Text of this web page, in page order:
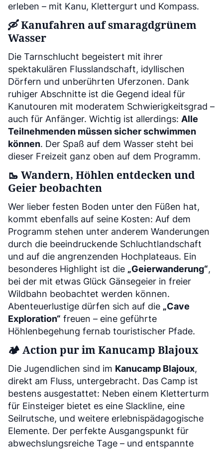
erleben – mit Kanu, Klettergurt und Kompass.
🛶Kanufahren auf smaragdgrünem
Wasser
Die Tarnschlucht begeistert mit ihrer
spektakulären Flusslandschaft, idyllischen
Dörfern und unberührten Uferzonen. Dank
ruhiger Abschnitte ist die Gegend ideal für
Kanutouren mit moderatem Schwierigkeitsgrad –
auch für Anfänger. Wichtig ist allerdings: Alle
Teilnehmenden müssen sicher schwimmen
können. Der Spaß auf dem Wasser steht bei
dieser Freizeit ganz oben auf dem Programm.
🥾 Wandern, Höhlen entdecken und
Geier beobachten
Wer lieber festen Boden unter den Füßen hat,
kommt ebenfalls auf seine Kosten: Auf dem
Programm stehen unter anderem Wanderungen
durch die beeindruckende Schluchtlandschaft
und auf die angrenzenden Hochplateaus. Ein
besonderes Highlight ist die „Geierwanderung“,
bei der mit etwas Glück Gänsegeier in freier
Wildbahn beobachtet werden können.
Abenteuerlustige dürfen sich auf die „Cave
Exploration“ freuen – eine geführte
Höhlenbegehung fernab touristischer Pfade.
🏕 Action pur im Kanucamp Blajoux
Die Jugendlichen sind im Kanucamp Blajoux,
direkt am Fluss, untergebracht. Das Camp ist
bestens ausgestattet: Neben einem Kletterturm
für Einsteiger bietet es eine Slackline, eine
Seilrutsche, und weitere erlebnispädagogische
Elemente. Der perfekte Ausgangspunkt für
abwechslungsreiche Tage – und entspannte